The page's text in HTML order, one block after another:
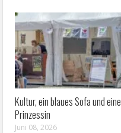
Kultur, ein blaues Sofa und eine
Prinzessin
Juni 08, 2026